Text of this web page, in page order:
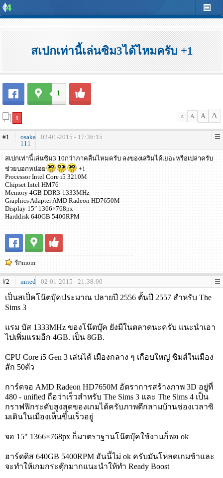
สเปกเท่านี้เล่นซิม3ได้ไหมครับ +1
1
1 A A A A
#1
osaka
111
02-01-2015 - 17:36:15
สเปกเท่านี้เล่นซิม3 10กว่าภาคลื่นไหมครับ ลงของเสริมได้เยอะหรือเปล่าครับ
ช่วยบอกหน่อย
+1
Processor Intel Core i5 3210M
Chipset Intel HM76
Memory 4GB DDR3-1333MHz
Graphics Adapter AMD Radeon HD7650M
Display 15″ 1366×768px
Harddisk 640GB 5400RPM
รักmom
#2 mrred 02-01-2015 - 21:38:00
เป็นสเป็คโน๊ตบุ๊คประมาณ ปลายปี 2556 ตั้นปี 2557 สำหรับ The
Sims 3
แรม บัส 1333MHz ของโน๊ตบุ๊ค ยังมีในตลาดนะครับ แนะนำเอา
ไปเพิ่มแรมอีก 4GB. เป็น 8GB.
CPU Core i5 Gen 3 เล่นได้ เมืองกลาง ๆ เกือบใหญ่ ซิมส์ในเมือง
สัก 50ตัว
การ์ดจอ AMD Radeon HD7650M อัตราการสร้างภาพ 3D อยู่ที่
480 - unified ถือว่าเร็วสำหรับ The Sims 3 และ The Sims 4 เป็น
กราฟฟิกระดับสูงสุดของเกมได้ครับภาพตึกลามบ้านช่องเวลาซิ
มเดินในเมืองเห็นขึ้นเร็วอยู่
จอ 15″ 1366×768px ก็มาตราฐานโน๊ตบุ๊คใช้งานก็พอ ok
ฮาร์ดดิส 640GB 5400RPM อันนี้ไม่ ok ครับมันโหลดเกมช้าและ
จะทำให้เกมกระตุ๊กมากแนะนำให้ทำ Ready Boost